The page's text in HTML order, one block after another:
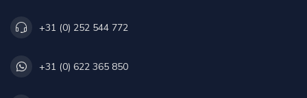
+31 (0) 252 544 772
+31 (0) 622 365 850